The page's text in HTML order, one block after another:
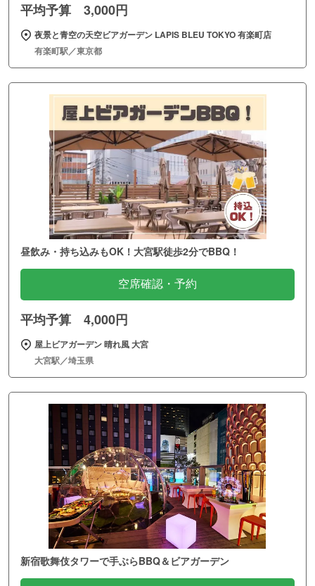
平均予算 3,000円
夜景と青空の天空ビアガーデン LAPIS BLEU TOKYO 有楽町店
有楽町駅／東京都
昼飲み・持ち込みもOK！大宮駅徒歩2分でBBQ！
空席確認・予約
平均予算 4,000円
屋上ビアガーデン 晴れ風 大宮
大宮駅／埼玉県
新宿歌舞伎タワーで手ぶらBBQ＆ビアガーデン